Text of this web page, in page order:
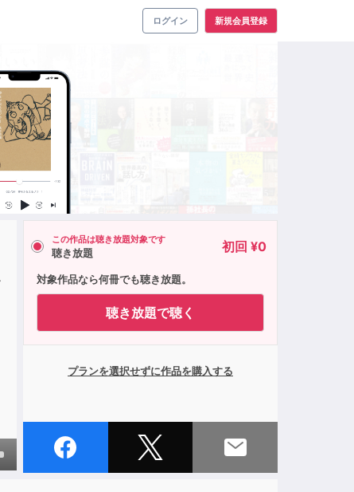
ログイン 新規会員登録
この作品は聴き放題対象です
聴き放題 初回 ¥0
対象作品なら何冊でも聴き放題。
聴き放題で聴く
プランを選択せずに作品を購入する